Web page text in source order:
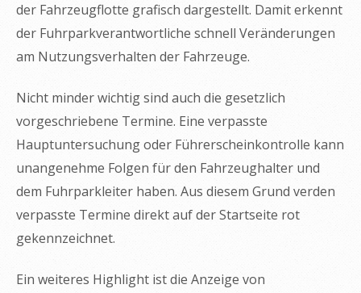
der Fahrzeugflotte grafisch dargestellt. Damit erkennt
der Fuhrparkverantwortliche schnell Veränderungen
am Nutzungsverhalten der Fahrzeuge.
Nicht minder wichtig sind auch die gesetzlich
vorgeschriebene Termine. Eine verpasste
Hauptuntersuchung oder Führerscheinkontrolle kann
unangenehme Folgen für den Fahrzeughalter und
dem Fuhrparkleiter haben. Aus diesem Grund verden
verpasste Termine direkt auf der Startseite rot
gekennzeichnet.
Ein weiteres Highlight ist die Anzeige von